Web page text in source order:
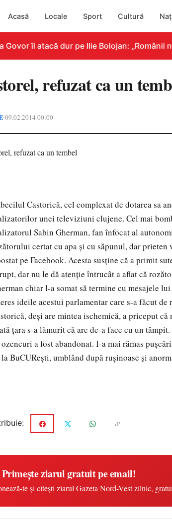
Acasă Locale Sport Cultură
îl atacă dur pe Ilie Bolojan: „Românii
refuzat ca un
•09.02.2014 00:00
Castorică, cel complexat de dotarea sa
unei televiziuni clujene. Cel mai
Sabin Gherman, fan înfocat al
certat cu apa şi cu săpunul, dar
pe Facebook. Acesta susţine că a primit
dar nu le dă atenţie întrucât a aflat că
chiar l-a somat să termine cu mesajele
ideile acestui parlamentar care s-a făcut de
deşi are mintea ischemică, a priceput
ţara s-a lămurit că are de-a face cu un
a fost abandonat. I-a mai rămas
BuCUReşti, umblând după ruşinoase şi
Primește ziarul gratuit pe email!
te și citești ziarul Gazeta Nord-Vest zilnic,